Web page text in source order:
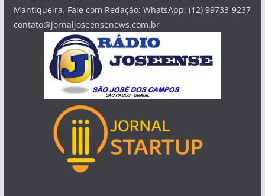
Mantiqueira. Fale com Redação: WhatsApp: (12) 99733-9237
contato@jornaljoseensenews.com.br